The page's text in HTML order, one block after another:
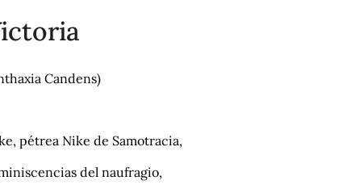
Candens)
pétrea Nike de Samotracia,
del naufragio,